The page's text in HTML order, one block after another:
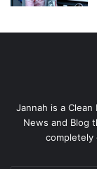
Jannah is a
News and Blog
completely